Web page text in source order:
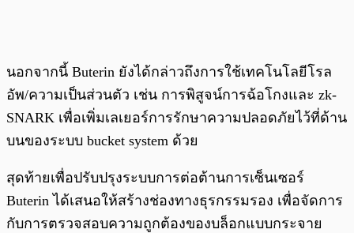
นอกจากนี้ Buterin ยังได้กล่าวถึงการใช้เทคโนโลยีโรล
อัพ/ความเป็นส่วนตัว เช่น การพิสูจน์การฉ้อโกงและ zk-
SNARK เพื่อเพิ่มเลเยอร์การรักษาความปลอดภัยไว้ที่ด้าน
บนของระบบ bucket system ด้วย
สุดท้ายเพื่อปรับปรุงระบบการต่อต้านการเซ็นเซอร์
Buterin ได้เสนอให้สร้างช่องทางธุรกรรมรอง เพื่อจัดการ
กับการตรวจสอบความถูกต้องของบล็อกแบบกระจาย